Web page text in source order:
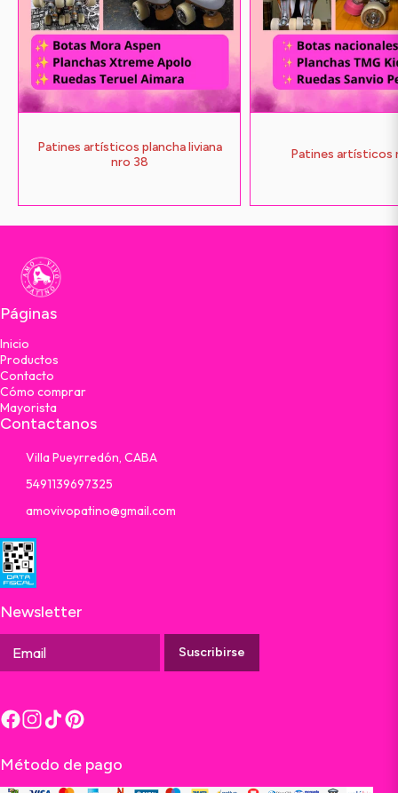
Patines artísticos plancha liviana
nro 38
Patines artísticos
Páginas
Inicio
Productos
Contacto
Cómo comprar
Mayorista
Contactanos
Villa Pueyrredón, CABA
5491139697325
amovivopatino@gmail.com
Newsletter
Suscribirse
Método de pago